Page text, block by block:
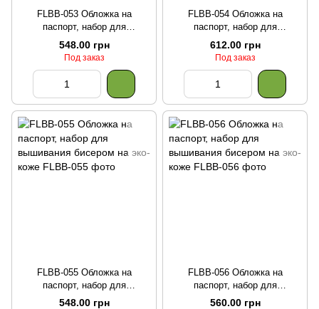
FLBB-053 Обложка на
паспорт, набор для
вышивания бисером на эко-
548.00 грн
Под заказ
FLBB-054 Обложка на
паспорт, набор для
вышивания бисером на эко-
612.00 грн
Под заказ
FLBB-055 Обложка на
паспорт, набор для
вышивания бисером на эко-
548.00 грн
FLBB-056 Обложка на
паспорт, набор для
вышивания бисером на эко-
560.00 грн